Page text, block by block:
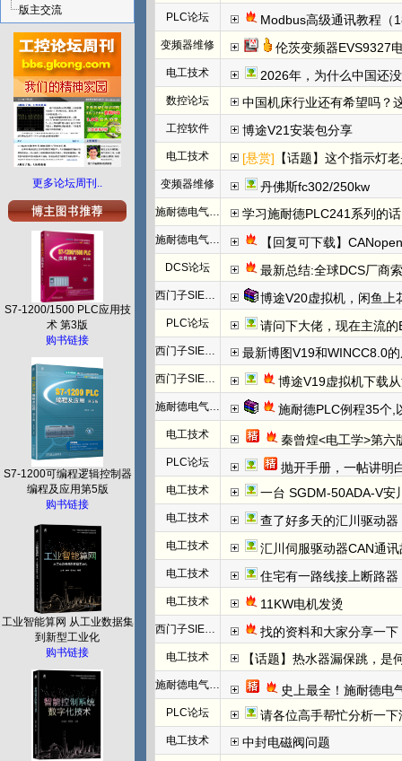
版主交流
更多论坛周刊..
S7-1200/1500 PLC应用技
术 第3版
购书链接
S7-1200可编程逻辑控制器
编程及应用第5版
购书链接
工业智能算网 从工业数据集
到新型工业化
购书链接
PLC论坛 Modbus高级通讯教程（
变频器维修 伦茨变频器EVS9327
电工技术 2026年，为什么中国还
数控论坛 中国机床行业还有希望吗？
工控软件 博途V21安装包分享
电工技术 [悬赏] 【话题】这个指示灯
变频器维修 丹佛斯fc302/250kw
施耐德电气PLC 学习施耐德PLC241系列的
施耐德电气PLC 【回复可下载】
DCS论坛 最新总结:全球DCS厂商
西门子SIEMENS 博途V20虚拟机，闲鱼上
PLC论坛 请问下大佬，现在主流的
西门子SIEMENS 最新博图V19和WINCC8.0
西门子SIEMENS 博途V19虚拟机下载
施耐德电气PLC 施耐德PLC例程35个,
电工技术 秦曾煌<电工学>第六
PLC论坛 抛开手册，一帖讲明白欧姆龙NC
电工技术 一台 SGDM-50ADA-V安
电工技术 查了好多天的汇川驱动
电工技术 汇川伺服驱动器CAN通讯
电工技术 住宅有一路线接上断路
电工技术 11KW电机发烫
西门子SIEMENS 找的资料和大家分享一下：西门子
电工技术 【话题】热水器漏保跳，是
施耐德电气PLC 史上最全！施耐德电
PLC论坛 请各位高手帮忙分析一下汇川（
电工技术 中封电磁阀问题